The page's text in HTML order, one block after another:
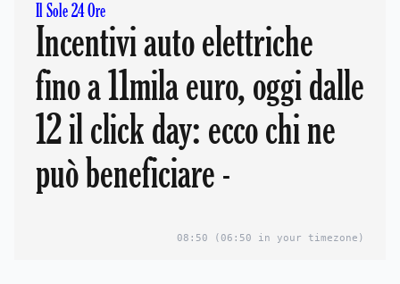
Il Sole 24 Ore
Incentivi auto elettriche
fino a 11mila euro, oggi dalle
12 il click day: ecco chi ne
può beneficiare -
08:50 (06:50 in your timezone)